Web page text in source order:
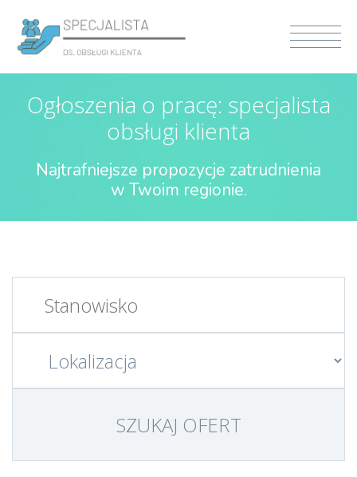
Ogłoszenia o pracę: specjalista
obsługi klienta
Najtrafniejsze propozycje zatrudnienia
w Twoim regionie.